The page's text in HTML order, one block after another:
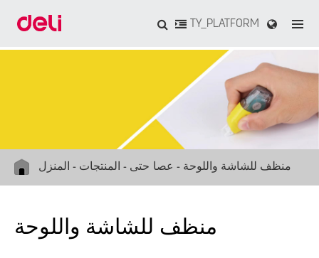
TY_PLATFORM
المنزل المنتجات عصا حتى منظف للشاشة واللوحة
منظف للشاشة واللوحة